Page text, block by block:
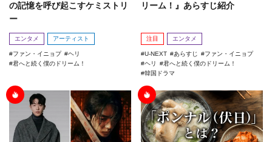
の記憶を呼び起こすケミストリ
ー
エンタメ アーティスト
ファン・イニョプ
ヘリ
君へと続く僕のドリーム！
リーム！』あらすじ紹介
注目 エンタメ
U-NEXT あらすじ
ファン・イニョプ
ヘリ
君へと続く僕のドリーム！
韓国ドラマ